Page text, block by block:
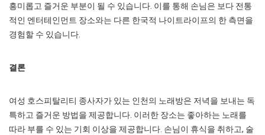
흥미롭고 즐거운 부분이 될 수 있습니다. 이를 통해 손님은 보다 전통
적인 엔터테인먼트 장소와는 다른 한국적 나이트라이프의 한 측면을
경험할 수 있습니다.
결론
여성 호스피탈리티 종사자가 있는 인천의 노래방은 저녁을 보내는 독
특하고 즐거운 방법을 제공합니다. 이러한 장소는 좋아하는 노래를
따라 부를 수 있는 기회 이상을 제공합니다. 손님이 휴식을 취하고, 술